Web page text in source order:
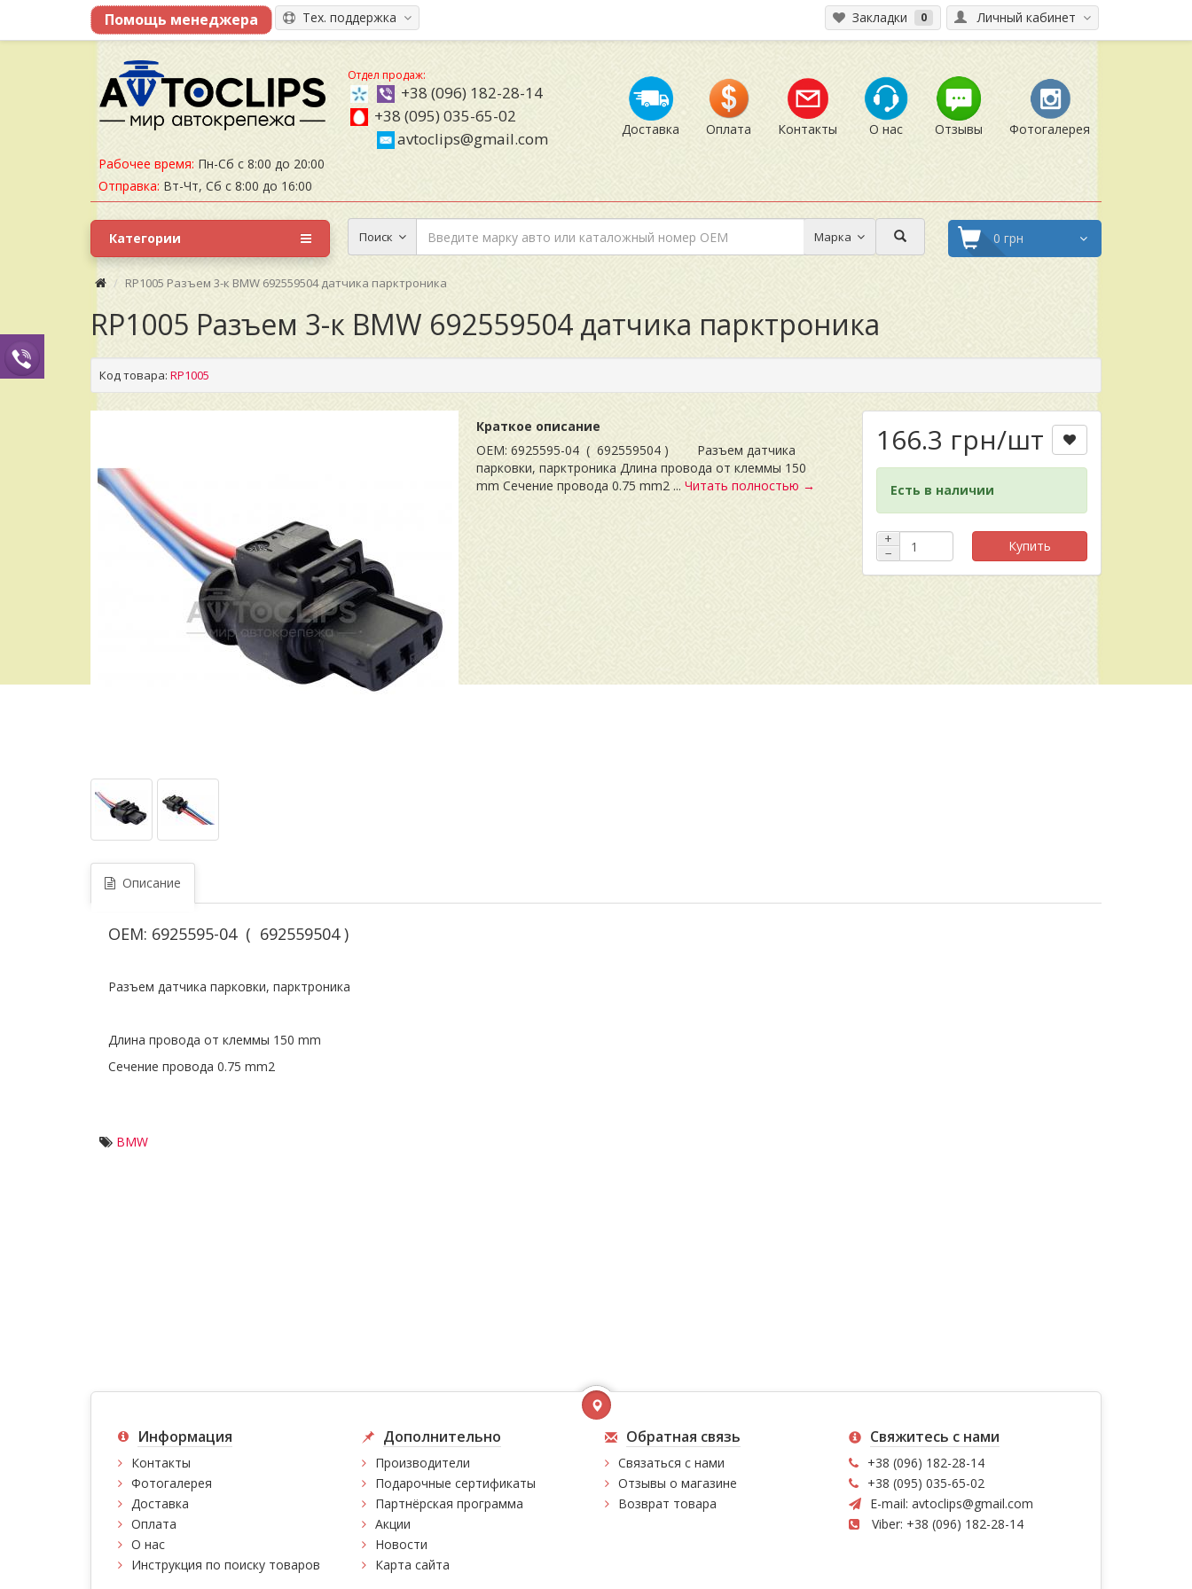
Личный кабинет
Тех. поддержка Закладки 0
Рабочее время: Пн-Сб с 8:00 до 20:00
Отправка: Вт-Чт, Сб с 8:00 до 16:00
Отдел продаж:
+38 (096) 182-28-14
+38 (095) 035-65-02
avtoclips@gmail.com
Доставка Оплата Контакты О нас Отзывы Фотогалерея
Поиск Марка 0 грн
Категории
RP1005 Разъем 3-к BMW 692559504 датчика парктроника
RP1005 Разъем 3-к BMW 692559504 датчика парктроника
Код товара: RP1005
Краткое описание
OEM: 6925595-04 ( 692559504 ) Разъем датчика
парковки, парктроника Длина провода от клеммы 150
mm Сечение провода 0.75 mm2 ... Читать полностью →
166.3 грн/шт
Есть в наличии
+
−
Купить
Описание
OEM: 6925595-04 ( 692559504 )
Разъем датчика парковки, парктроника
Длина провода от клеммы 150 mm
Сечение провода 0.75 mm2
BMW
Информация
Контакты
Фотогалерея
Доставка
Оплата
О нас
Инструкция по поиску товаров
Дополнительно
Производители
Подарочные сертификаты
Партнёрская программа
Акции
Новости
Карта сайта
Обратная связь
Связаться с нами
Отзывы о магазине
Возврат товара
Свяжитесь с нами
+38 (096) 182-28-14
+38 (095) 035-65-02
E-mail: avtoclips@gmail.com
Viber: +38 (096) 182-28-14